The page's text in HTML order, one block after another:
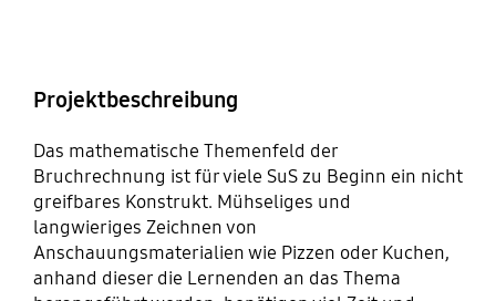
Projektbeschreibung
Das mathematische Themenfeld der
Bruchrechnung ist für viele SuS zu Beginn ein nicht
greifbares Konstrukt. Mühseliges und
langwieriges Zeichnen von
Anschauungsmaterialien wie Pizzen oder Kuchen,
anhand dieser die Lernenden an das Thema